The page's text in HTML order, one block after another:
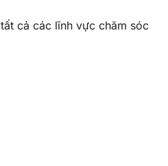
cả các lĩnh vực chăm sóc